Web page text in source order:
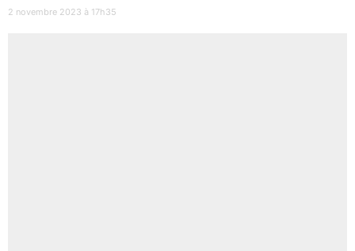
2 novembre 2023 à 17h35